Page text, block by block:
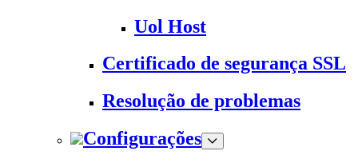
Uol Host
Certificado de segurança SSL
Resolução de problemas
Configurações